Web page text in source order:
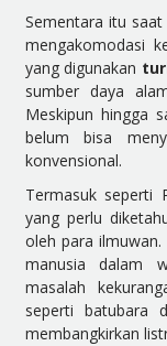
Sementara itu
mengakomodasi
yang digunakan
sumber daya
Meskipun hingga
belum bisa
konvensional.
Termasuk seperti
yang perlu
oleh para
manusia dalam
masalah
seperti batubara
membangkirkan